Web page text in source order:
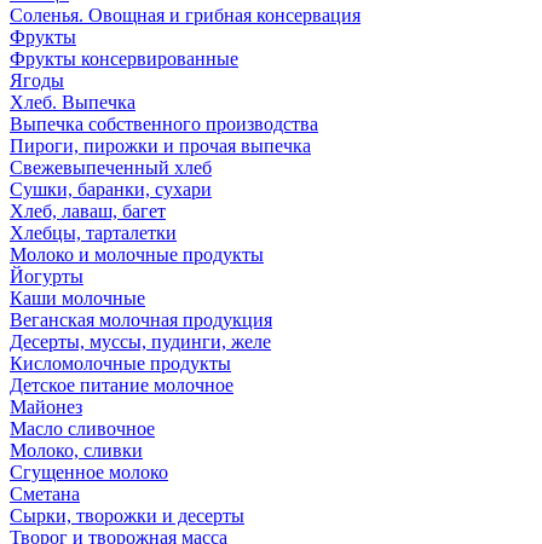
Соленья. Овощная и грибная консервация
Фрукты
Фрукты консервированные
Ягоды
Хлеб. Выпечка
Выпечка собственного производства
Пироги, пирожки и прочая выпечка
Свежевыпеченный хлеб
Сушки, баранки, сухари
Хлеб, лаваш, багет
Хлебцы, тарталетки
Молоко и молочные продукты
Йогурты
Каши молочные
Веганская молочная продукция
Десерты, муссы, пудинги, желе
Кисломолочные продукты
Детское питание молочное
Майонез
Масло сливочное
Молоко, сливки
Сгущенное молоко
Сметана
Сырки, творожки и десерты
Творог и творожная масса